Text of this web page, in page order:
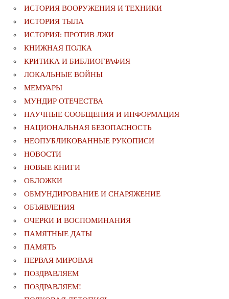
ИСТОРИЯ ВООРУЖЕНИЯ И ТЕХНИКИ
ИСТОРИЯ ТЫЛА
ИСТОРИЯ: ПРОТИВ ЛЖИ
КНИЖНАЯ ПОЛКА
КРИТИКА И БИБЛИОГРАФИЯ
ЛОКАЛЬНЫЕ ВОЙНЫ
МЕМУАРЫ
МУНДИР ОТЕЧЕСТВА
НАУЧНЫЕ СООБЩЕНИЯ И ИНФОРМАЦИЯ
НАЦИОНАЛЬНАЯ БЕЗОПАСНОСТЬ
НЕОПУБЛИКОВАННЫЕ РУКОПИСИ
НОВОСТИ
НОВЫЕ КНИГИ
ОБЛОЖКИ
ОБМУНДИРОВАНИЕ И СНАРЯЖЕНИЕ
ОБЪЯВЛЕНИЯ
ОЧЕРКИ И ВОСПОМИНАНИЯ
ПАМЯТНЫЕ ДАТЫ
ПАМЯТЬ
ПЕРВАЯ МИРОВАЯ
ПОЗДРАВЛЯЕМ
ПОЗДРАВЛЯЕМ!